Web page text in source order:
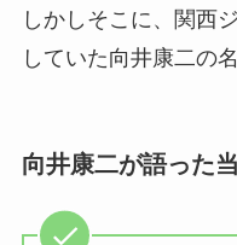
しかしそこに、関西
していた向井康二の
向井康二が語った